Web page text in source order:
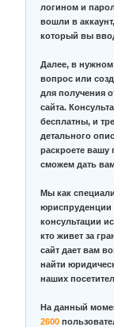
логином и
вошли в аккаунт,
который вы
Далее, в нужном
вопрос или
для получения
сайта.
бесплатны, и
детального
раскроете
сможем дать
Мы как
юриспруденции
консультации
кто живет за
сайт дает вам
найти
наших
На данный
2600